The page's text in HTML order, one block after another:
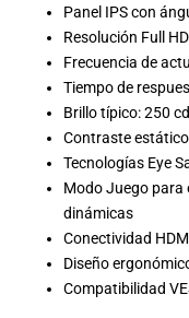
Panel IPS con
Resolución Full
Frecuencia de
Tiempo de
Brillo típico: 250
Contraste
Tecnologías Eye
Modo Juego para
dinámicas
Conectividad
Diseño
Compatibilidad